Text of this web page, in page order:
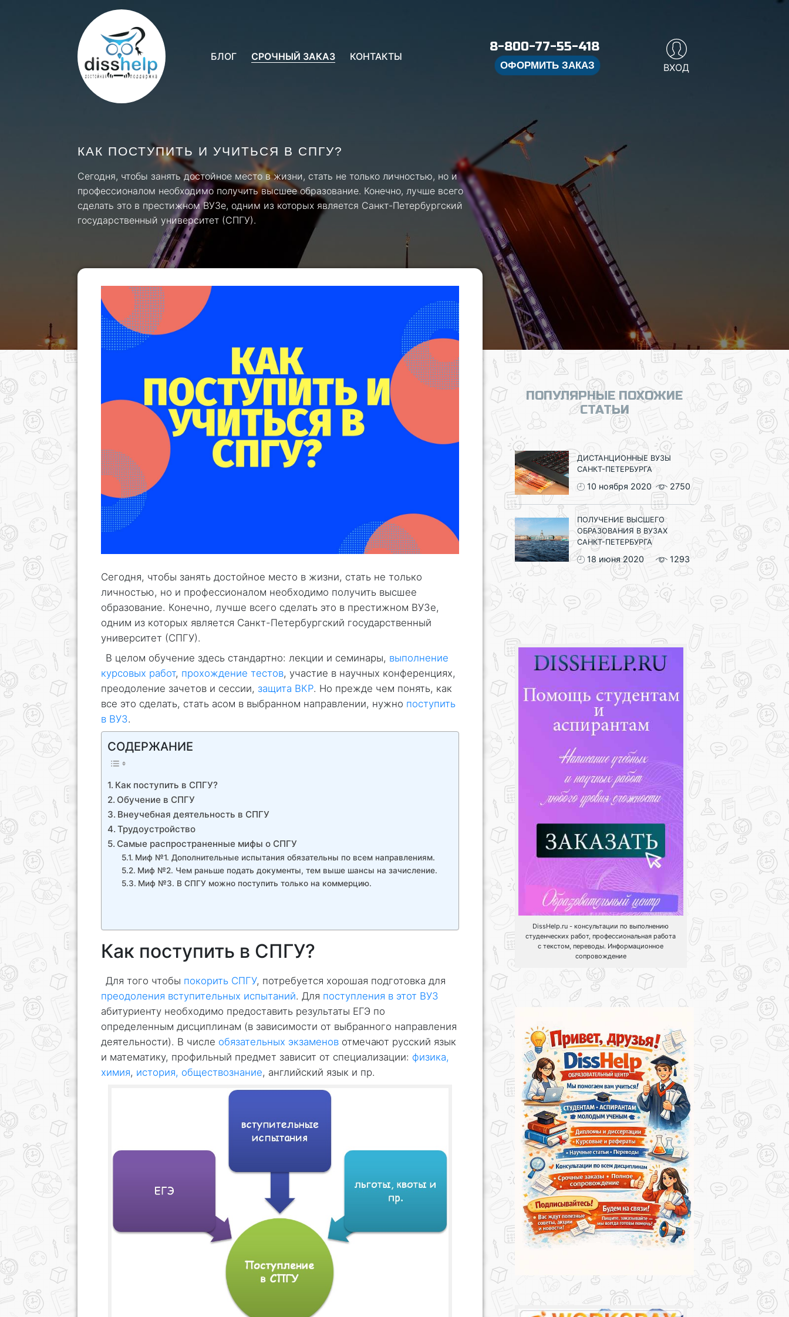
БЛОГ СРОЧНЫЙ ЗАКАЗ КОНТАКТЫ
8-800-77-55-418
ОФОРМИТЬ ЗАКАЗ ВХОД
КАК ПОСТУПИТЬ И УЧИТЬСЯ В СПГУ?
Сегодня, чтобы занять достойное место в жизни, стать не только личностью, но и
профессионалом необходимо получить высшее образование. Конечно, лучше всего
сделать это в престижном ВУЗе, одним из которых является Санкт-Петербургский
государственный университет (СПГУ).
Сегодня, чтобы занять достойное место в жизни, стать не только
личностью, но и профессионалом необходимо получить высшее
образование. Конечно, лучше всего сделать это в престижном ВУЗе,
одним из которых является Санкт-Петербургский государственный
университет (СПГУ).
В целом обучение здесь стандартно: лекции и семинары, выполнение
курсовых работ, прохождение тестов, участие в научных конференциях,
преодоление зачетов и сессии, защита ВКР. Но прежде чем понять, как
все это сделать, стать асом в выбранном направлении, нужно поступить
в ВУЗ.
СОДЕРЖАНИЕ
Как поступить в СПГУ?
Обучение в СПГУ
Внеучебная деятельность в СПГУ
Трудоустройство
Самые распространенные мифы о СПГУ
Миф №1. Дополнительные испытания обязательны по всем направлениям.
Миф №2. Чем раньше подать документы, тем выше шансы на зачисление.
Миф №3. В СПГУ можно поступить только на коммерцию.
Как поступить в СПГУ?
Для того чтобы покорить СПГУ, потребуется хорошая подготовка для
преодоления вступительных испытаний. Для поступления в этот ВУЗ
абитуриенту необходимо предоставить результаты ЕГЭ по
определенным дисциплинам (в зависимости от выбранного направления
деятельности). В числе обязательных экзаменов отмечают русский язык
и математику, профильный предмет зависит от специализации: физика,
химия, история, обществознание, английский язык и пр.
ПОПУЛЯРНЫЕ ПОХОЖИЕ
СТАТЬИ
ДИСТАНЦИОННЫЕ ВУЗЫ
САНКТ-ПЕТЕРБУРГА
10 ноября 2020 2750
ПОЛУЧЕНИЕ ВЫСШЕГО
ОБРАЗОВАНИЯ В ВУЗАХ
САНКТ-ПЕТЕРБУРГА
18 июня 2020 1293
DissHelp.ru - консультации по выполнению
студенческих работ, профессиональная работа
с текстом, переводы. Информационное
сопровождение